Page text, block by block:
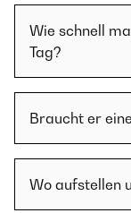
Wie schnell
Tag?
Braucht er
Wo aufstellen